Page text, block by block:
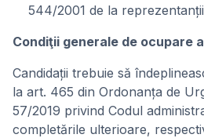
544/2001 de la
Condiţii generale de ocupare
Candidații trebuie să
la art. 465 din Ordonanța de
57/2019 privind Codul
completările ulterioare,